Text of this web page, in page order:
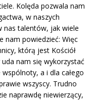
Ko­lęda pozwala nam
w naszych
nas talentów, jak wiele
nam powie­dzieć: Więc
którą jest Kościół
nam się wykorzystać
a i dla całego
wszyscy. Trudno
naprawdę niewierzący,